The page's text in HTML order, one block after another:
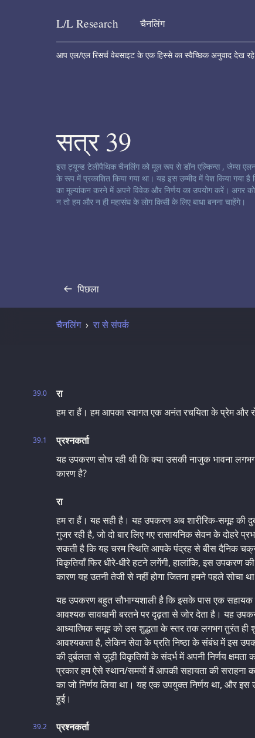
Skip to content
L/L Research चैनलिंग
आप एल/एल रिसर्च वेबसाइट के एक हिस्से का स्वैच्छिक अनुवाद देख
सत्र 39
चैनलिंग अस्वीकरण:
इस ट्यून्ड टेलीपैथिक चैनलिंग को मूल रूप से डॉन एल्किन्स , जेम्स एलन
के रूप में प्रकाशित किया गया था। यह इस उम्मीद में पेश किया गया
का मूल्यांकन करने में अपने विवेक और निर्णय का उपयोग करें। अगर
न तो हम और न ही महासंघ के लोग किसी के लिए बाधा बनना चाहेंगे।
पिछला
प्रतिलिपि
चैनलिंग रा से संपर्क
39.0
रा
हम रा हैं। हम आपका स्वागत एक अनंत रचयिता के प्रेम और
39.1
प्रश्नकर्ता
यह उपकरण सोच रही थी कि क्या उसकी नाजुक भावना
कारण है?
रा
हम रा हैं। यह सही है। यह उपकरण अब शारीरिक-समूह की
गुजर रही है, जो दो बार लिए गए रासायनिक सेवन के दोहरे
सकती है कि यह चरम स्थिति आपके पंद्रह से बीस दैनिक
विकृतियाँ फिर धीरे-धीरे हटने लगेंगी, हालांकि, इस उपकरण
कारण यह उतनी तेजी से नहीं होगा जितना हमने पहले सोचा
यह उपकरण बहुत सौभाग्यशाली है कि इसके पास एक
आवश्यक सावधानी बरतने पर दृढ़ता से जोर देता है। यह
आध्यात्मिक समूह को उस शुद्धता के स्तर तक लगभग तुरंत ही
आवश्यकता है, लेकिन सेवा के प्रति निष्ठा के संबंध में इस
की दुर्बलता से जुड़ी विकृतियों के संदर्भ में अपनी निर्णय क्षमता
प्रकार हम ऐसे स्थान/समयों में आपकी सहायता की
का जो निर्णय लिया था। यह एक उपयुक्त निर्णय था, और इस
हुई।
39.2
प्रश्नकर्ता